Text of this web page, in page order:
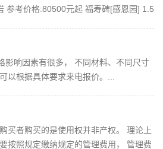
参考价格:80500元起 福寿碑[感恩园] 1.5
影响因素有很多， 不同材料、不同尺寸
以根据具体要求来电报价。...
买者购买的是使用权并非产权。 理论上
按照规定缴纳规定的管理费用， 管理费